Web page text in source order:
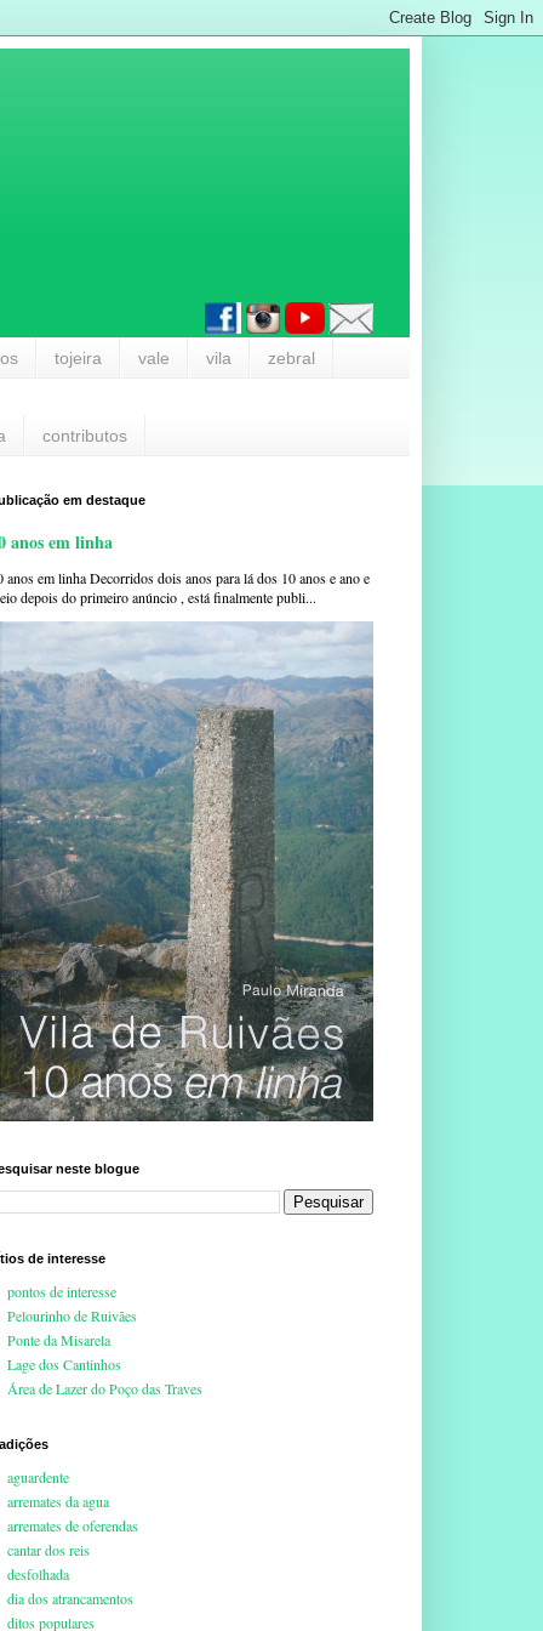
tojeira vale vila zebral
contributos
em destaque
anos em linha
anos em linha Decorridos dois anos para lá dos 10 anos e ano e
depois do primeiro anúncio , está finalmente publi...
neste blogue
de interesse
pontos de interesse
Pelourinho de Ruivães
Ponte da Misarela
Lage dos Cantinhos
Área de Lazer do Poço das Traves
aguardente
arremates da agua
arremates de oferendas
cantar dos reis
desfolhada
dia dos atrancamentos
ditos populares